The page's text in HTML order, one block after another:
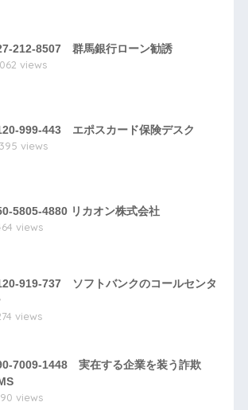
212-8507 群馬銀行ローン勧誘
views
999-443 エポスカード保険デスク
views
5805-4880 リカオン株式会社
views
919-737 ソフトバンクのコールセンタ
views
7009-1448 実在する企業を装う詐欺
views